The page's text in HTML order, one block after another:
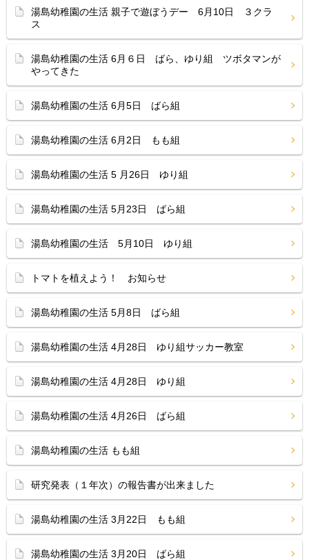
湯島幼稚園の生活 親子で遊ぼうデー 6月10日 ３クラ
ス
湯島幼稚園の生活 6月６日 ばら、ゆり組 ツボタマンが
やってきた
湯島幼稚園の生活 6月5日 ばら組
湯島幼稚園の生活 6月2日 もも組
湯島幼稚園の生活 5 月26日 ゆり組
湯島幼稚園の生活 5月23日 ばら組
湯島幼稚園の生活 5月10日 ゆり組
トマトを植えよう！ お知らせ
湯島幼稚園の生活 5月8日 ばら組
湯島幼稚園の生活 4月28日 ゆり組サッカー教室
湯島幼稚園の生活 4月28日 ゆり組
湯島幼稚園の生活 4月26日 ばら組
湯島幼稚園の生活 もも組
研究発表（１年次）の報告書が出来ました
湯島幼稚園の生活 3月22日 もも組
湯島幼稚園の生活 3月20日 ばら組